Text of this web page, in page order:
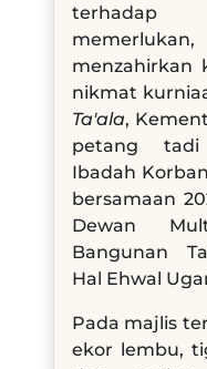
terhadap
menzahirkan
nikmat
Ta'ala,
petang tadi
Ibadah
bersamaan
Dewan
Bangunan
Hal Ehwal
Pada majlis
ekor lembu,